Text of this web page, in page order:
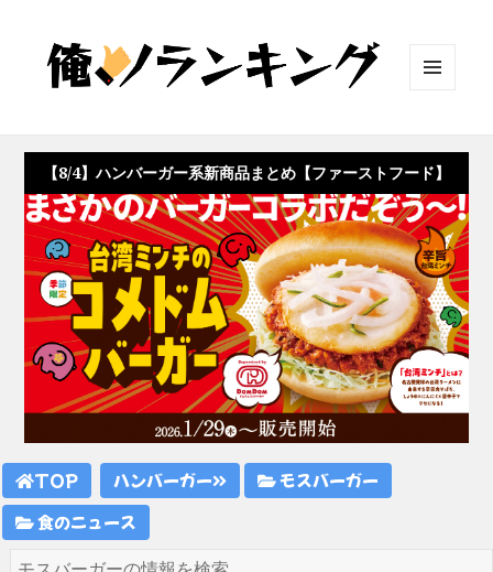
ット
【8/4】ハンバーガー系新商品まとめ【ファーストフード】
TOP ハンバーガー
モスバーガー
食のニュース